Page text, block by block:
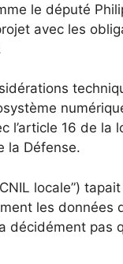
le député
avec les
16 de la
la Défense.
locale”)
les données
décidément pas